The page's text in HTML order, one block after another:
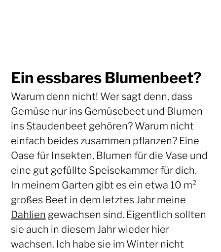
Ein essbares Blumenbeet?
Warum denn nicht! Wer sagt denn, dass
Gemüse nur ins Gemüsebeet und Blumen
ins Staudenbeet gehören? Warum nicht
einfach beides zusammen pflanzen? Eine
Oase für Insekten, Blumen für die Vase und
eine gut gefüllte Speisekammer für dich.
In meinem Garten gibt es ein etwa 10 m²
großes Beet in dem letztes Jahr meine
Dahlien gewachsen sind. Eigentlich sollten
sie auch in diesem Jahr wieder hier
wachsen. Ich habe sie im Winter nicht